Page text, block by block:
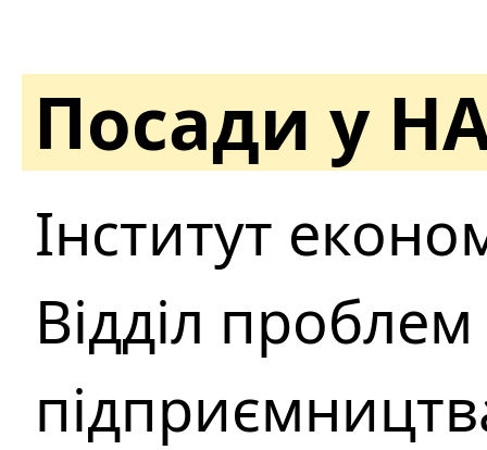
Посади у
Інститут
Відділ